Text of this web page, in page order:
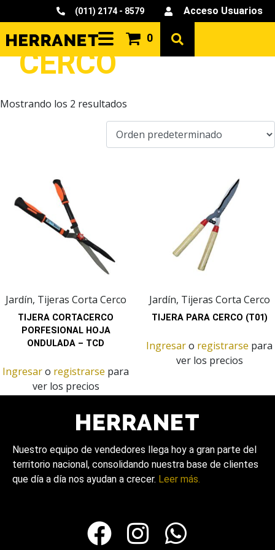
(011) 2174 - 8579 Acceso Usuarios
0
TIJERAS CORTA
CERCO
Mostrando los 2 resultados
Jardín, Tijeras Corta Cerco
TIJERA CORTACERCO
PORFESIONAL HOJA
ONDULADA – TCD
Ingresaro registrarse para
ver los precios
Jardín, Tijeras Corta Cerco
TIJERA PARA CERCO (T01)
Ingresaro registrarse para
ver los precios
Nuestro equipo de vendedores llega hoy a gran parte del
territorio nacional, consolidando nuestra base de clientes
que día a día nos ayudan a crecer. Leer más.